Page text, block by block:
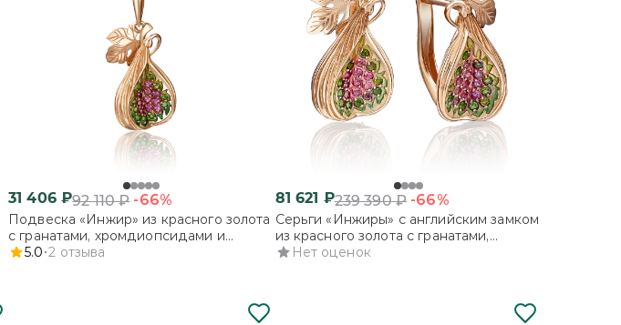
31 406₽92 110₽ -66%
Подвеска «Инжир» из красного золота
с гранатами, хромдиопсидами и
эмалью
5.0 2 отзыва
81 621 ₽239 390₽ -66%
Серьги «Инжиры» с английским замком
из красного золота с гранатами,
хромдиопсидами и эмалью
Нет оценок